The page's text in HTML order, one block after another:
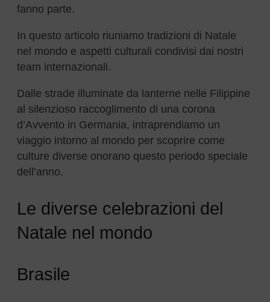
fanno parte.
In questo articolo riuniamo tradizioni di Natale
nel mondo e aspetti culturali condivisi dai nostri
team internazionali.
Dalle strade illuminate da lanterne nelle Filippine
al silenzioso raccoglimento di una corona
d’Avvento in Germania, intraprendiamo un
viaggio intorno al mondo per scoprire come
culture diverse onorano questo periodo speciale
dell’anno.
Le diverse celebrazioni del
Natale nel mondo
Brasile